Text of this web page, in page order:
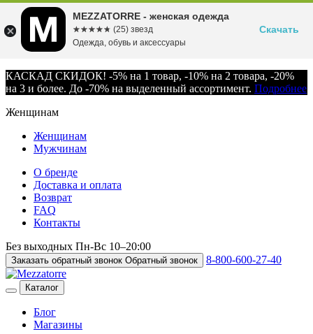
КАСКАД СКИДОК! -5% на 1 товар, -10% на 2 товара, -20%
на 3 и более. До -70% на выделенный ассортимент. Подробнее
Женщинам
Женщинам
Мужчинам
О бренде
Доставка и оплата
Возврат
FAQ
Контакты
Без выходных Пн-Вс 10–20:00
Заказать обратный звонок Обратный звонок 8-800-600-27-40
Каталог
Блог
Магазины
MEZZATORRE - женская одежда
☆☆☆☆☆
★★★★★ (25) звезд
Одежда, обувь и аксессуары
Скачать